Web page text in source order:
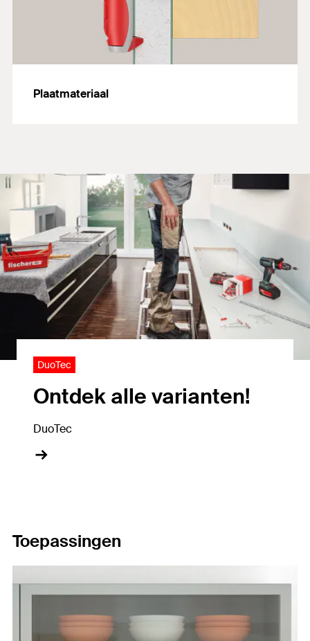
Plaatmateriaal
DuoTec
Ontdek alle varianten!
DuoTec
Toepassingen